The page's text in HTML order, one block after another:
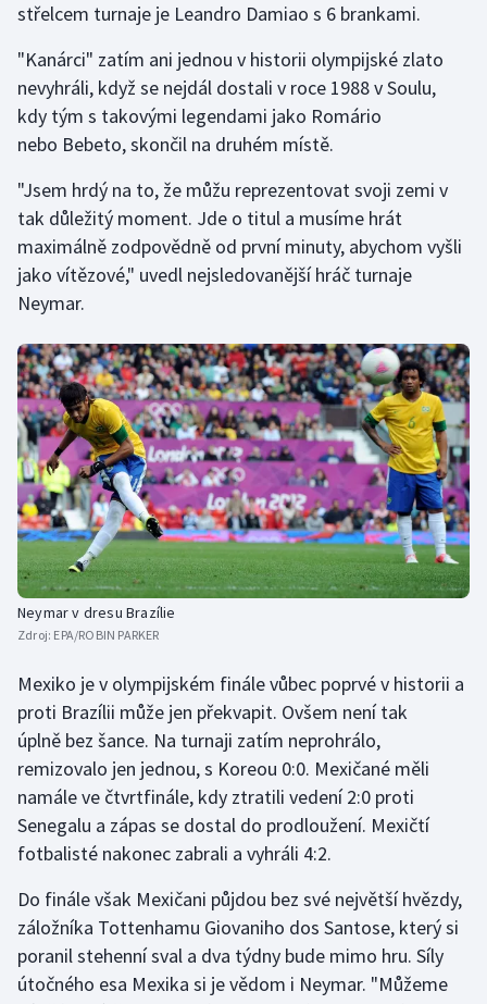
Házená
Jezdectví
Judo
Lezení
Lyže a snowboard
Motorsport
Olympijské hry
Parasport
Plavání
Plážový volejbal
Ragby
Rychlobruslení
Rychlostní kanoistika
Short track
Sportovní střelba
Stolní tenis
Triatlon
střelcem turnaje je Leandro Damiao s 6 brankami.
"Kanárci" zatím ani jednou v historii olympijské zlato
nevyhráli, když se nejdál dostali v roce 1988 v Soulu,
kdy tým s takovými legendami jako Romário
nebo Bebeto, skončil na druhém místě.
"Jsem hrdý na to, že můžu reprezentovat svoji zemi v
tak důležitý moment. Jde o titul a musíme hrát
maximálně zodpovědně od první minuty, abychom vyšli
jako vítězové," uvedl nejsledovanější hráč turnaje
Neymar.
Neymar v dresu Brazílie
Zdroj: EPA/ROBIN PARKER
Mexiko je v olympijském finále vůbec poprvé v historii a
proti Brazílii může jen překvapit. Ovšem není tak
úplně bez šance. Na turnaji zatím neprohrálo,
remizovalo jen jednou, s Koreou 0:0. Mexičané měli
namále ve čtvrtfinále, kdy ztratili vedení 2:0 proti
Senegalu a zápas se dostal do prodloužení. Mexičtí
fotbalisté nakonec zabrali a vyhráli 4:2.
Do finále však Mexičani půjdou bez své největší hvězdy,
záložníka Tottenhamu Giovaniho dos Santose, který si
poranil stehenní sval a dva týdny bude mimo hru. Síly
útočného esa Mexika si je vědom i Neymar. "Můžeme